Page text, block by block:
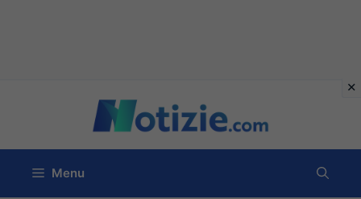
contenuto
Menu